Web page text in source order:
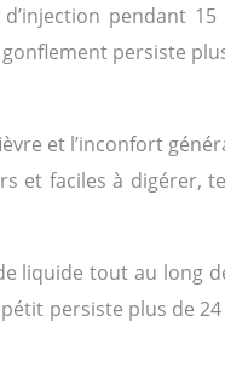
pendant
persiste
et l’inconfort
et faciles à
tout au long
persiste plus de